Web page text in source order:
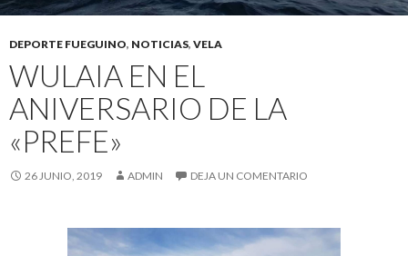
DEPORTE FUEGUINO, NOTICIAS, VELA
WULAIA EN EL
ANIVERSARIO DE LA
«PREFE»
26 JUNIO, 2019 ADMIN DEJA UN COMENTARIO